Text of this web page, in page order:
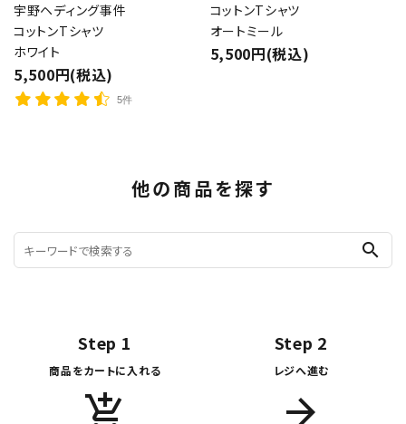
宇野ヘディング事件
コットンTシャツ
ホワイト
5,500円(税込)
5件
コットンTシャツ
オートミール
5,500円(税込)
他の商品を探す
search
Step 1
商品をカートに入れる
add_shopping_cart
Step 2
レジへ進む
arrow_forward